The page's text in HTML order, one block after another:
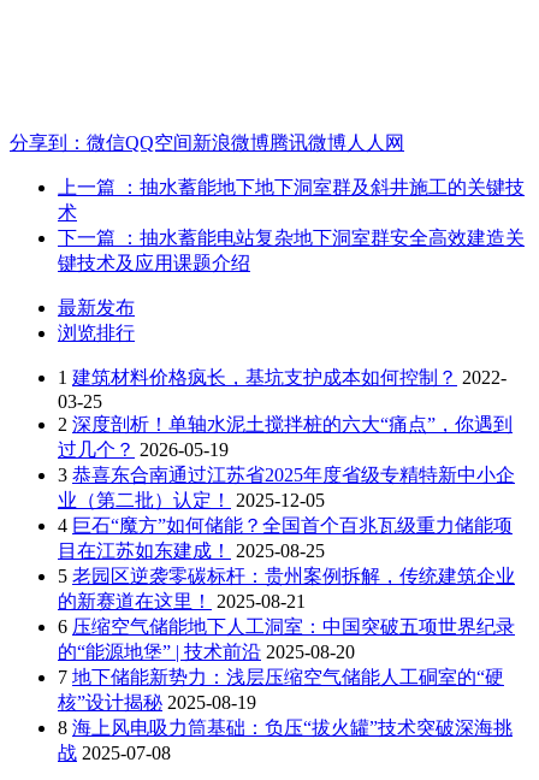
分享到： 微信QQ空间新浪微博腾讯微博人人网
上一篇
：抽水蓄能地下地下洞室群及斜井施工的关键技
术
下一篇
：抽水蓄能电站复杂地下洞室群安全高效建造关
键技术及应用课题介绍
最新发布
浏览排行
1 建筑材料价格疯长，基坑支护成本如何控制？ 2022-
03-25
2 深度剖析！单轴水泥土搅拌桩的六大“痛点”，你遇到
过几个？ 2026-05-19
3 恭喜东合南通过江苏省2025年度省级专精特新中小企
业（第二批）认定！
2025-12-05
4 巨石“魔方”如何储能？全国首个百兆瓦级重力储能项
目在江苏如东建成！
2025-08-25
5 老园区逆袭零碳标杆：贵州案例拆解，传统建筑企业
的新赛道在这里！
2025-08-21
6 压缩空气储能地下人工洞室：中国突破五项世界纪录
的“能源地堡” | 技术前沿 2025-08-20
7 地下储能新势力：浅层压缩空气储能人工硐室的“硬
核”设计揭秘 2025-08-19
8 海上风电吸力筒基础：负压“拔火罐”技术突破深海挑
战 2025-07-08